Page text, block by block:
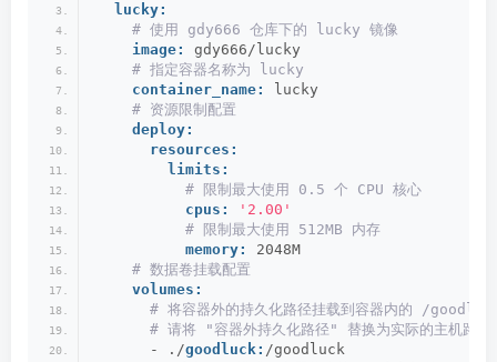
lucky:
# 使用 gdy666 仓库下的 lucky 镜像
image:
gdy666/lucky
# 指定容器名称为 lucky
container_name:
lucky
# 资源限制配置
deploy:
resources:
limits:
# 限制最大使用 0.5 个 CPU 核心
cpus:
'2.00'
# 限制最大使用 512MB 内存
memory:
2048M
# 数据卷挂载配置
volumes:
# 将容器外的持久化路径挂载到容器内的 /
# 请将 "容器外持久化路径" 替换为实际的主机路径
      - ./
goodluck: /goodluck